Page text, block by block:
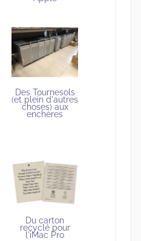
Des Tournesols
(et plein d'autres
choses) aux
enchères
Du carton
recyclé pour
l'iMac Pro